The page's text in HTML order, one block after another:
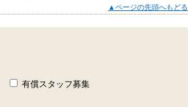
▲ページの先頭へもどる
有償スタッフ募集